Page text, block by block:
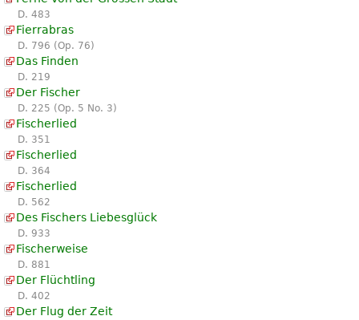
D. 483
Fierrabras
D. 796 (Op. 76)
Das Finden
D. 219
Der Fischer
D. 225 (Op. 5 No. 3)
Fischerlied
D. 351
Fischerlied
D. 364
Fischerlied
D. 562
Des Fischers Liebesglück
D. 933
Fischerweise
D. 881
Der Flüchtling
D. 402
Der Flug der Zeit